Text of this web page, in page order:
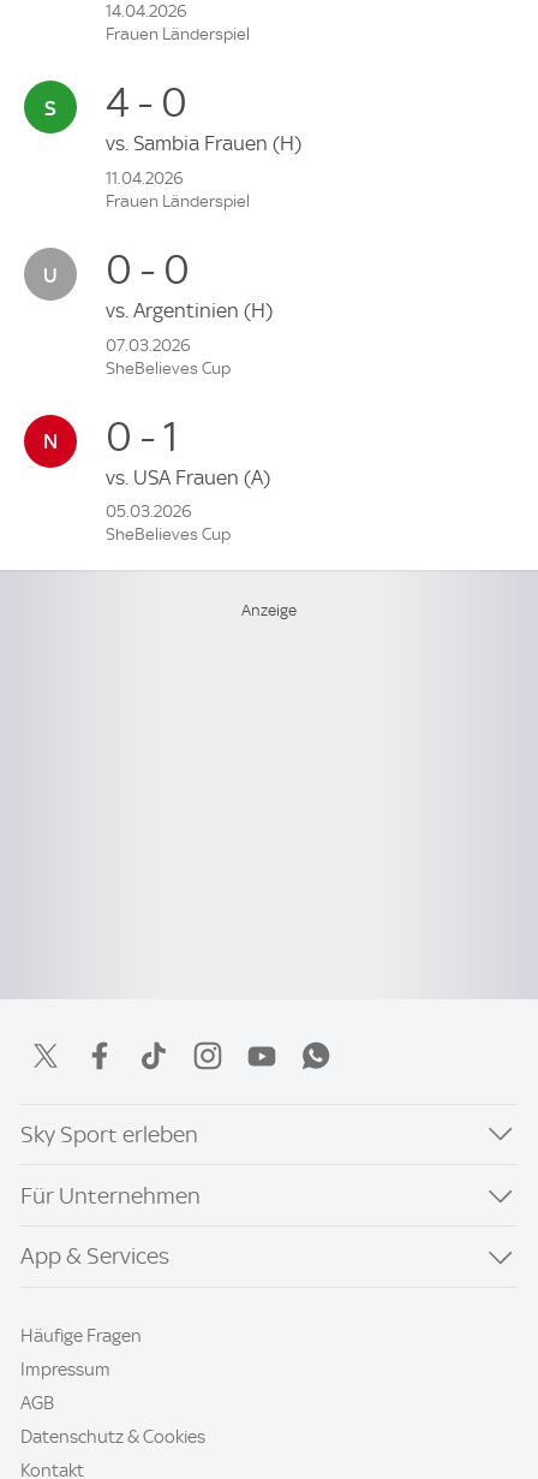
14.04.2026
Frauen Länderspiel
4 - 0
vs. Sambia Frauen (H)
11.04.2026
Frauen Länderspiel
0 - 0
vs. Argentinien (H)
07.03.2026
SheBelieves Cup
0 - 1
vs. USA Frauen (A)
05.03.2026
SheBelieves Cup
Sky Sport erleben
Für Unternehmen
App & Services
Häufige Fragen
Impressum
AGB
Datenschutz & Cookies
Kontakt